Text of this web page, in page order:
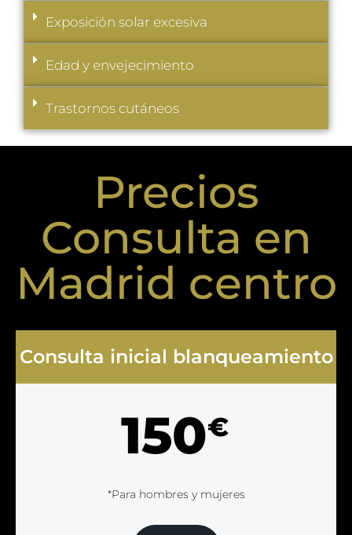
Exposición solar excesiva
Edad y envejecimiento
Trastornos cutáneos
Precios
Consulta en
Madrid centro
Consulta inicial blanqueamiento
150€
*Para hombres y mujeres